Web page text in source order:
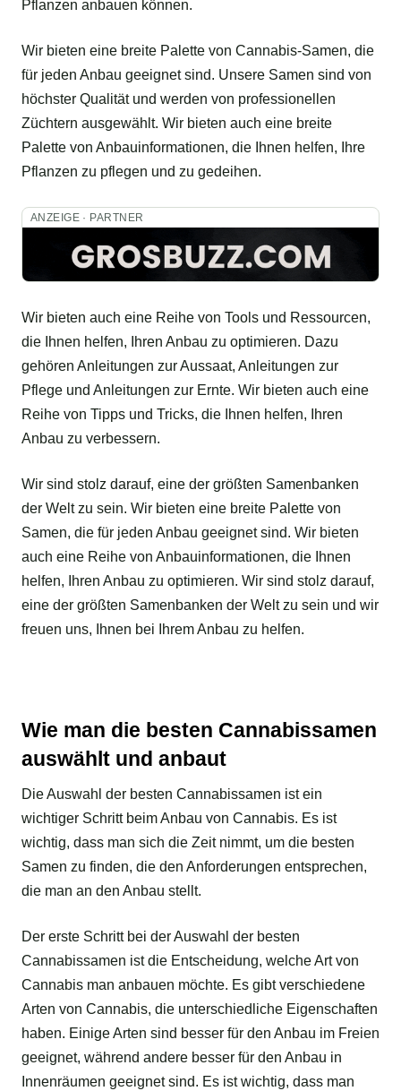
Pflanzen anbauen können.
Wir bieten eine breite Palette von Cannabis-Samen, die
für jeden Anbau geeignet sind. Unsere Samen sind von
höchster Qualität und werden von professionellen
Züchtern ausgewählt. Wir bieten auch eine breite
Palette von Anbauinformationen, die Ihnen helfen, Ihre
Pflanzen zu pflegen und zu gedeihen.
ANZEIGE · PARTNER
Wir bieten auch eine Reihe von Tools und Ressourcen,
die Ihnen helfen, Ihren Anbau zu optimieren. Dazu
gehören Anleitungen zur Aussaat, Anleitungen zur
Pflege und Anleitungen zur Ernte. Wir bieten auch eine
Reihe von Tipps und Tricks, die Ihnen helfen, Ihren
Anbau zu verbessern.
Wir sind stolz darauf, eine der größten Samenbanken
der Welt zu sein. Wir bieten eine breite Palette von
Samen, die für jeden Anbau geeignet sind. Wir bieten
auch eine Reihe von Anbauinformationen, die Ihnen
helfen, Ihren Anbau zu optimieren. Wir sind stolz darauf,
eine der größten Samenbanken der Welt zu sein und wir
freuen uns, Ihnen bei Ihrem Anbau zu helfen.
Wie man die besten Cannabissamen
auswählt und anbaut
Die Auswahl der besten Cannabissamen ist ein
wichtiger Schritt beim Anbau von Cannabis. Es ist
wichtig, dass man sich die Zeit nimmt, um die besten
Samen zu finden, die den Anforderungen entsprechen,
die man an den Anbau stellt.
Der erste Schritt bei der Auswahl der besten
Cannabissamen ist die Entscheidung, welche Art von
Cannabis man anbauen möchte. Es gibt verschiedene
Arten von Cannabis, die unterschiedliche Eigenschaften
haben. Einige Arten sind besser für den Anbau im Freien
geeignet, während andere besser für den Anbau in
Innenräumen geeignet sind. Es ist wichtig, dass man